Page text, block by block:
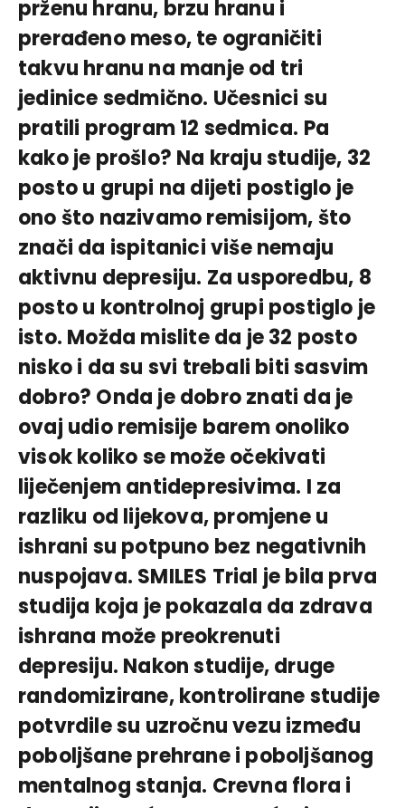
prženu hranu, brzu hranu i
prerađeno meso, te ograničiti
takvu hranu na manje od tri
jedinice sedmično. Učesnici su
pratili program 12 sedmica. Pa
kako je prošlo? Na kraju studije, 32
posto u grupi na dijeti postiglo je
ono što nazivamo remisijom, što
znači da ispitanici više nemaju
aktivnu depresiju. Za usporedbu, 8
posto u kontrolnoj grupi postiglo je
isto. Možda mislite da je 32 posto
nisko i da su svi trebali biti sasvim
dobro? Onda je dobro znati da je
ovaj udio remisije barem onoliko
visok koliko se može očekivati
liječenjem antidepresivima. I za
razliku od lijekova, promjene u
ishrani su potpuno bez negativnih
nuspojava. SMILES Trial je bila prva
studija koja je pokazala da zdrava
ishrana može preokrenuti
depresiju. Nakon studije, druge
randomizirane, kontrolirane studije
potvrdile su uzročnu vezu između
poboljšane prehrane i poboljšanog
mentalnog stanja. Crevna flora i